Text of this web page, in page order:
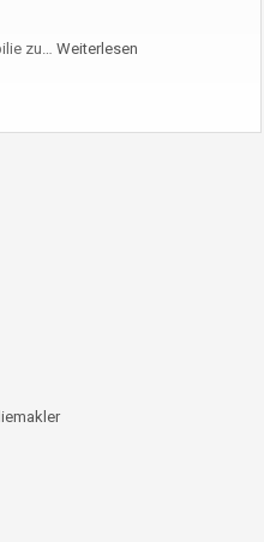
zu… Weiterlesen